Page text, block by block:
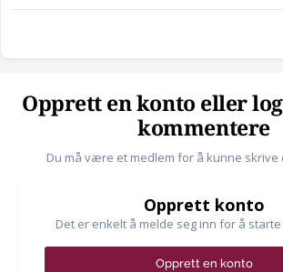
Opprett en konto eller
kommentere
Du må være et medlem for å kunne skrive
Opprett konto
Det er enkelt å melde seg inn for å
Opprett en konto